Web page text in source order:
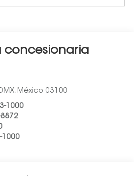
concesionaria
, México 03100
1000
1000